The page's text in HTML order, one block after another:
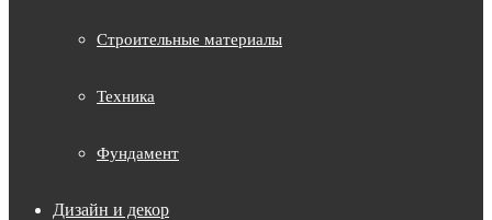
Строительные материалы
Техника
Фундамент
Дизайн и декор